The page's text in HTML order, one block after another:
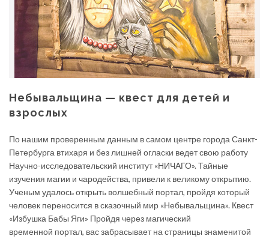
Небывальщина — квест для детей и
взрослых
По нашим проверенным данным в самом центре города Санкт-
Петербурга втихаря и без лишней огласки ведет свою работу
Научно-исследовательский институт «НИЧАГО». Тайные
изучения магии и чародейства, привели к великому открытию.
Ученым удалось открыть волшебный портал, пройдя который
человек переносится в сказочный мир «Небывальщина». Квест
«Избушка Бабы Яги» Пройдя через магический
временной портал, вас забрасывает на страницы знаменитой